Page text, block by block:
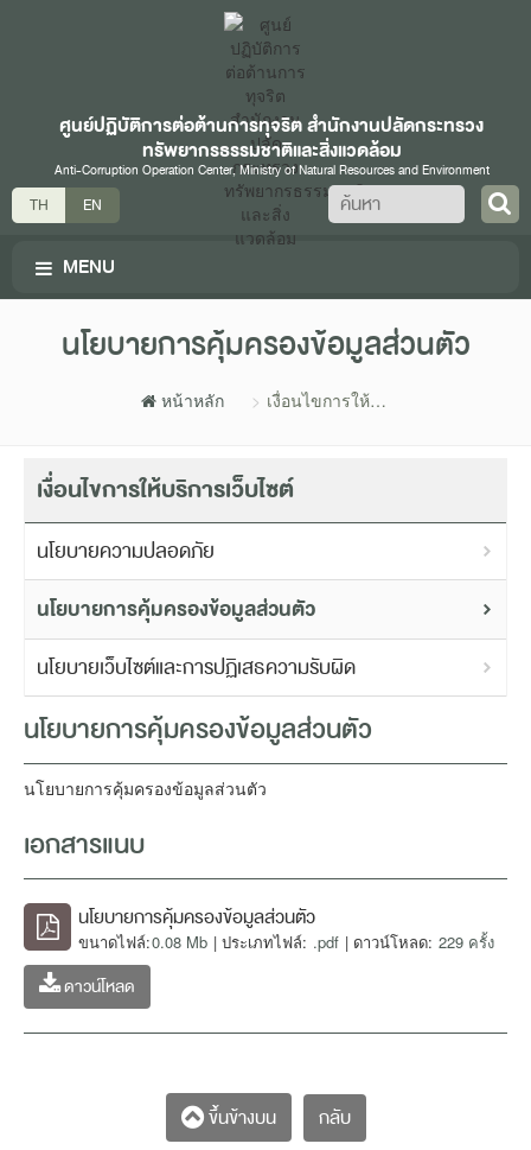
ศูนย์ปฏิบัติการต่อต้านการทุจริต สำนักงานปลัดกระทรวง
ทรัพยากรธรรมชาติและสิ่งแวดล้อม
Anti-Corruption Operation Center, Ministry of Natural Resources and Environment
TH EN ค้นหา
MENU
นโยบายการคุ้มครองข้อมูลส่วนตัว
หน้าหลัก
เงื่อนไขการให้
เงื่อนไขการให้บริการเว็บไซต์
นโยบายความปลอดภัย
นโยบายการคุ้มครองข้อมูลส่วนตัว
นโยบายเว็บไซต์และการปฏิเสธความรับผิด
นโยบายการคุ้มครองข้อมูลส่วนตัว
นโยบายการคุ้มครองข้อมูลส่วนตัว
เอกสารแนบ
นโยบายการคุ้มครองข้อมูลส่วนตัว
ขนาดไฟล์:0.08 Mb | ประเภทไฟล์: .pdf | ดาวน์โหลด: 229 ครั้ง
ดาวน์โหลด
ขึ้นข้างบน กลับ